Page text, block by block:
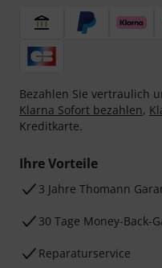
Bezahlen Sie vertraulich
Klarna Sofort bezahlen,
Kreditkarte.
Ihre Vorteile
3 Jahre Thomann
30 Tage Money-Back-
Reparaturservice